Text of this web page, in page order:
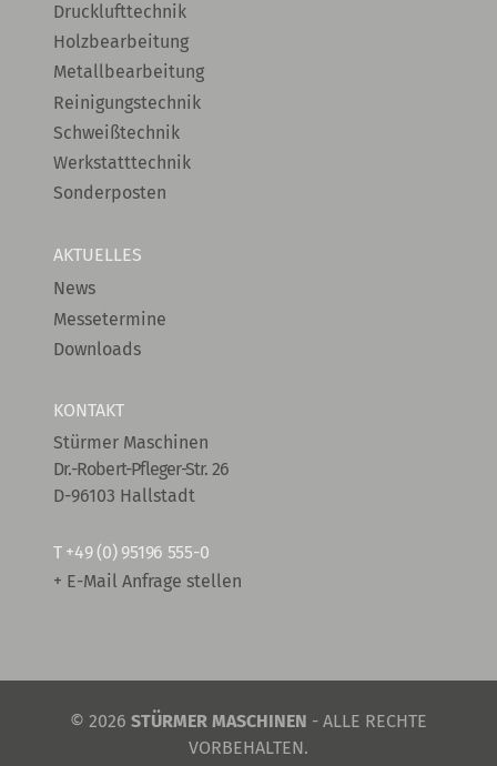
Drucklufttechnik
Holzbearbeitung
Metallbearbeitung
Reinigungstechnik
Schweißtechnik
Werkstatttechnik
Sonderposten
AKTUELLES
News
Messetermine
Downloads
KONTAKT
Stürmer Maschinen
Dr.-Robert-Pfleger-Str. 26
D-96103 Hallstadt
T +49 (0) 95196 555-0
+ E-Mail Anfrage stellen
© 2026 STÜRMER MASCHINEN - ALLE RECHTE
VORBEHALTEN.